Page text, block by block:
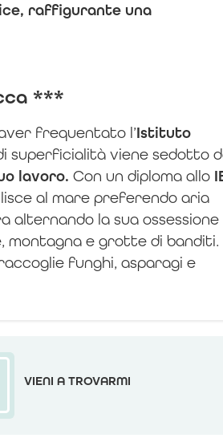
raffigurante una
***
frequentato l’Istituto
superficialità viene sedotto
lavoro. Con un diploma allo
al mare preferendo aria
alternando la sua ossessione
montagna e grotte di banditi.
funghi, asparagi e
VIENI A TROVARMI